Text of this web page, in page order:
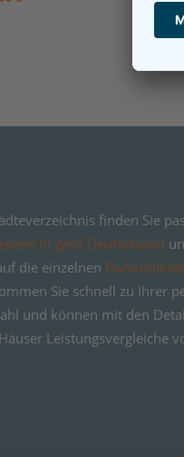
finden Sie
in ganz Deutschland
die einzelnen
Sie schnell zu Ihrer
und können mit den
Leistungsvergleiche